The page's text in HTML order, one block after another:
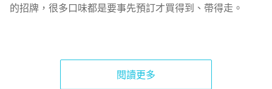
的招牌，很多口味都是要事先預訂才買得到、帶得走。
閱讀更多